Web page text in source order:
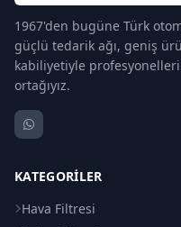
1967'den bugüne Türk
güçlü tedarik ağı, geniş
kabiliyetiyle
ortağıyız.
KATEGORILER
Hava Filtresi